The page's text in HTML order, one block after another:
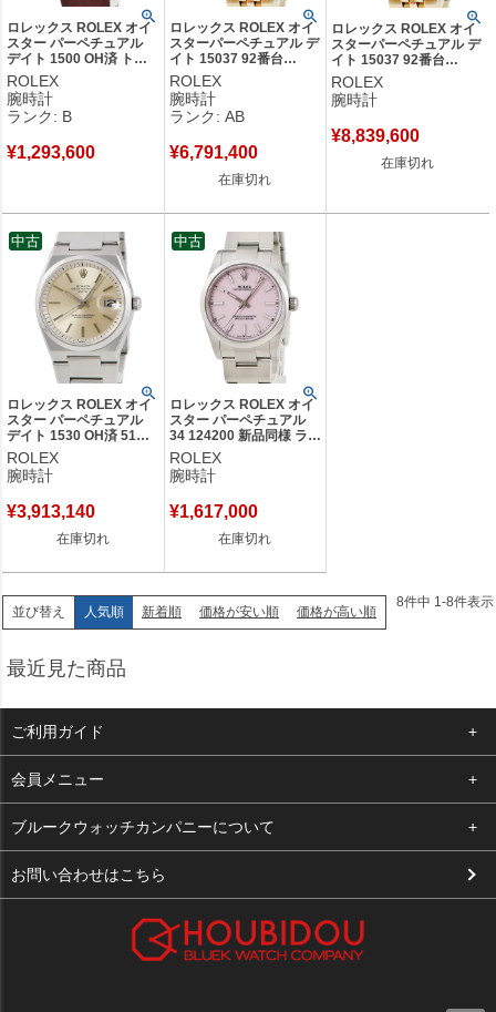
ロレックス ROLEX オイ
スター パーペチュアル
デイト 1500 OH済 トロ
ピカル 5番台 ヴィンテー
ジ レトロ メンズ 腕時計
自動巻き ベージュ 【中
古】中古品
ROLEX
腕時計
ランク: B
¥1,293,600
ロレックス ROLEX オイ
スターパーペチュアル デ
イト 15037 92番台
K14YG無垢 ティファニ
ー Wネーム メンズ 腕時
計自動巻き ゴールド
【中古】中古品
ROLEX
腕時計
ランク: AB
¥6,791,400
在庫切れ
ロレックス ROLEX オイ
スターパーペチュアル デ
イト 15037 92番台
K14YG無垢 ティファニ
ー Wネーム メンズ 腕時
計自動巻き ゴールド 【中
ROLEX
腕時計
¥8,839,600
在庫切れ
ロレックス ROLEX オイ
スター パーペチュアル
デイト 1530 OH済 51番
台 トリチウム ヴィンテ
ージ メンズ 腕時計自動
巻き ゴールド 【中古】
ROLEX
腕時計
¥3,913,140
在庫切れ
中古
ロレックス ROLEX オイ
スター パーペチュアル
34 124200 新品同様 ラン
ダム番 キャンディピンク
レディース 腕時計自動巻
き ピンク 【中古】
ROLEX
腕時計
¥1,617,000
在庫切れ
中古
並び替え 人気順 新着順 価格が安い順 価格が高い順
8件中 1-8件表示
最近見た商品
ご利用ガイド
よくある質問
支払い・送料
お客様の声
会員メニュー
ログイン
お気に入り
ブルークウォッチカンパニーについて
会社概要
お問い合わせはこちら